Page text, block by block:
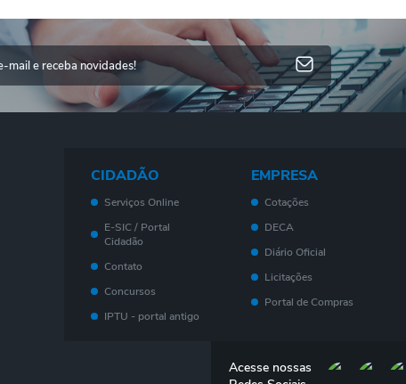
CIDADÃO
Serviços Online
E-SIC / Portal
Cidadão
Contato
Concursos
IPTU - portal antigo
EMPRESA
Cotações
DECA
Diário Oficial
Licitações
Portal de Compras
Eletrônica - NF- e
Acesse nossas